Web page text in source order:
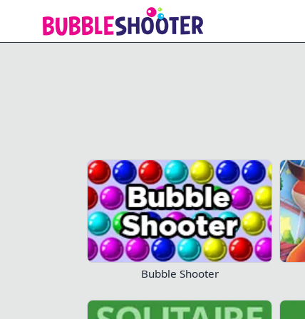
Solitaire Story 4
Bubble Shooter